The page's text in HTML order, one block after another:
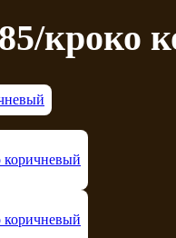
кроко